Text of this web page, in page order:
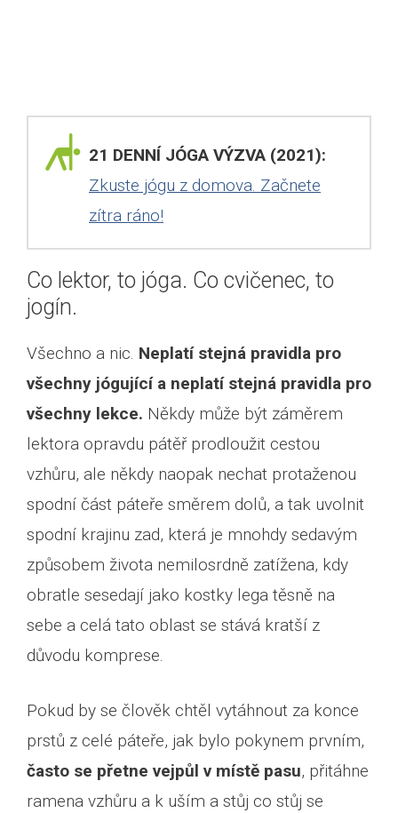
21 DENNÍ JÓGA VÝZVA (2021):
Zkuste jógu z domova. Začnete
zítra ráno!
Co lektor, to jóga. Co cvičenec, to
jogín.
Všechno a nic. Neplatí stejná pravidla pro
všechny jógující a neplatí stejná pravidla pro
všechny lekce. Někdy může být záměrem
lektora opravdu pátěř prodloužit cestou
vzhůru, ale někdy naopak nechat protaženou
spodní část páteře směrem dolů, a tak uvolnit
spodní krajinu zad, která je mnohdy sedavým
způsobem života nemilosrdně zatížena, kdy
obratle sesedají jako kostky lega těsně na
sebe a celá tato oblast se stává kratší z
důvodu komprese.
Pokud by se člověk chtěl vytáhnout za konce
prstů z celé páteře, jak bylo pokynem prvním,
často se přetne vejpůl v místě pasu, přitáhne
ramena vzhůru a k uším a stůj co stůj se